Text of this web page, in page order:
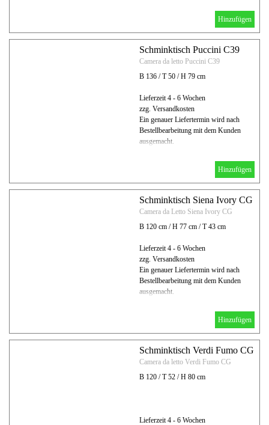
Hinzufügen
Schminktisch Puccini C39
Camera da letto Puccini C39
B 136 / T 50 / H 79 cm
Lieferzeit 4 - 6 Wochen
zzg. Versandkosten
Ein genauer Liefertermin wird nach
Bestellbearbeitung mit dem Kunden
ausgemacht.
Hinzufügen
Schminktisch Siena Ivory CG
Camera da Letto Siena Ivory CG
B 120 cm / H 77 cm / T 43 cm
Lieferzeit 4 - 6 Wochen
zzg. Versandkosten
Ein genauer Liefertermin wird nach
Bestellbearbeitung mit dem Kunden
ausgemacht.
Hinzufügen
Schminktisch Verdi Fumo CG
Camera da letto Verdi Fumo CG
B 120 / T 52 / H 80 cm
Lieferzeit 4 - 6 Wochen